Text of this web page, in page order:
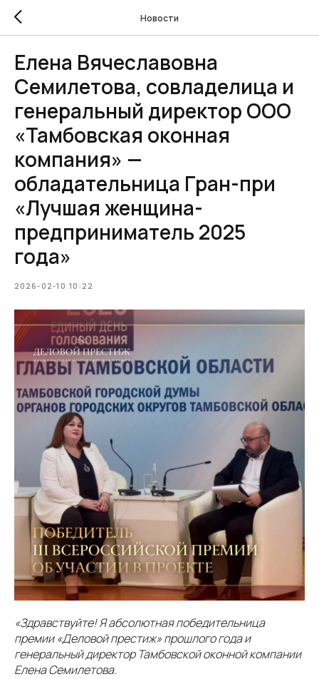
Новости
Елена Вячеславовна
Семилетова, совладелица и
генеральный директор ООО
«Тамбовская оконная
компания» —
обладательница Гран-при
«Лучшая женщина-
предприниматель 2025
года»
2026-02-10 10:22
«Здравствуйте! Я абсолютная победительница
премии «Деловой престиж» прошлого года и
генеральный директор Тамбовской оконной компании
Елена Семилетова.